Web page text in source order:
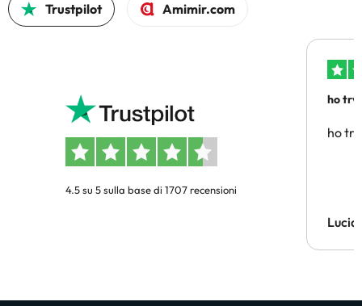
Trustpilot Amimir.com
4.5 su 5 sulla base di 1707 recensioni
ho
ho
Lucia